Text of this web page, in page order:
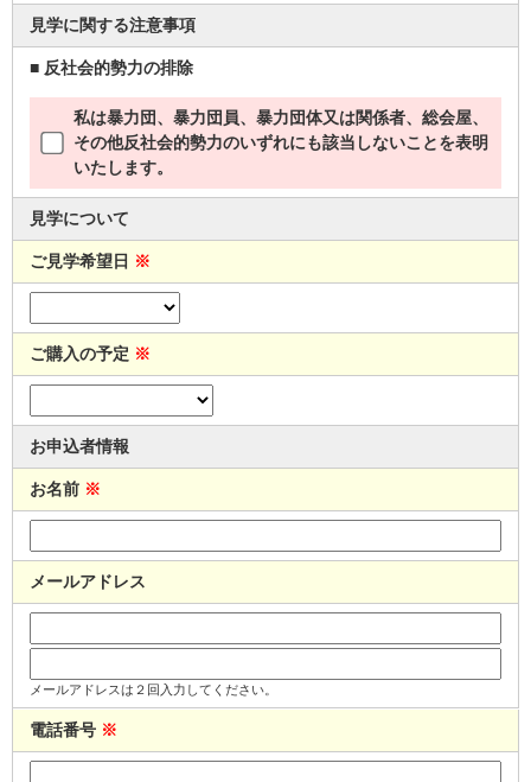
見学に関する注意事項
■ 反社会的勢力の排除
私は暴力団、暴力団員、暴力団体又は関係者、総会屋、
その他反社会的勢力のいずれにも該当しないことを表明
いたします。
見学について
ご見学希望日 ※
ご購入の予定 ※
お申込者情報
お名前 ※
メールアドレス
メールアドレスは２回入力してください。
電話番号 ※